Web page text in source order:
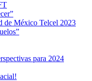
de México Telcel 2023
para 2024